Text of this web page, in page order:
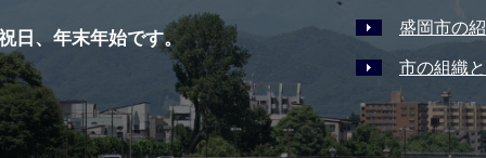
日、年末年始です。
盛岡市の
市の組織